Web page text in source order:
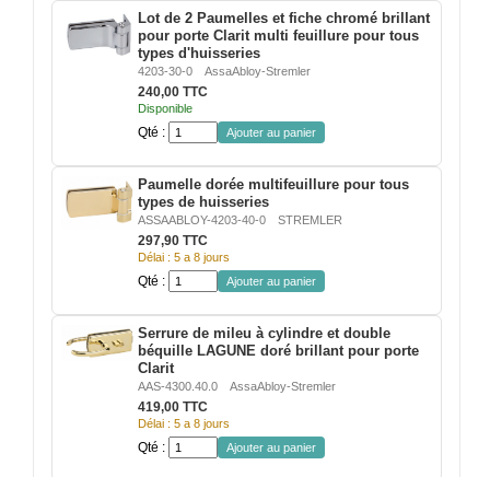
DALLE DE SOL EN VERRE
PORTE EN VERRE
GARDE CORPS EN VERRE
VERRIÈRE TYPE ATELIER
VERRES TEXTURÉS
PLEXIGLAS PMMA
DOUBLE VITRAGE
ACCESSOIRES & QUINCAILLERIE
CATALOGUE DE PROFILS ET FIXATION DU
bureauLot de 2 Paumelles et fiche chromé brillant
pour porte Clarit multi feuillure pour tous
types d'huisseries
4203-30-0 AssaAbloy-Stremler
240,00 TTC
Disponible
Qté : Ajouter au panier
Paumelle dorée multifeuillure pour tous
types de huisseries
ASSAABLOY-4203-40-0 STREMLER
297,90 TTC
Délai : 5 a 8 jours
Qté : Ajouter au panier
Serrure de mileu à cylindre et double
béquille LAGUNE doré brillant pour porte
Clarit
AAS-4300.40.0 AssaAbloy-Stremler
419,00 TTC
Délai : 5 a 8 jours
Qté : Ajouter au panier